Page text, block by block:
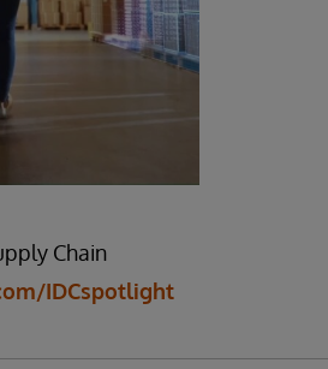
Chain
IDCspotlight